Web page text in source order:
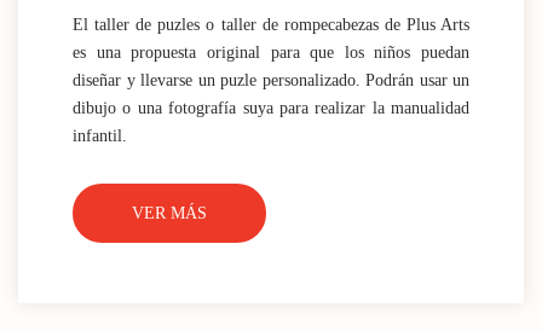
El taller de puzles o taller de rompecabezas de Plus Arts
es una propuesta original para que los niños puedan
diseñar y llevarse un puzle personalizado. Podrán usar un
dibujo o una fotografía suya para realizar la manualidad
infantil.
VER MÁS